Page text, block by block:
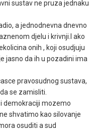
sustav ne pruza jednaku
a jednodnevna dnevno
djelu i krivnji.I ako
onih , koji osudjuju
jasno da ih u pozadini ima
pravosudnog sustava,
se zamisliti.
demokraciji mozemo
shvatimo kao silovanje
osuditi a sud